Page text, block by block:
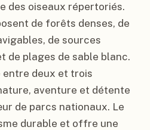
des oiseaux répertoriés.
de forêts denses, de
de sources
de plages de sable blanc.
entre deux et trois
aventure et détente
de parcs nationaux. Le
durable et offre une